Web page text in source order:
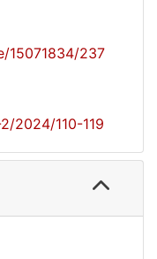
15071834/237
2024/110-119